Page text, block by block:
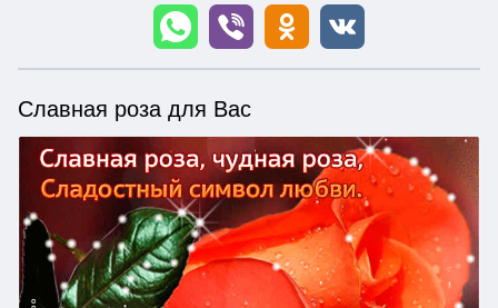
Славная роза для Вас